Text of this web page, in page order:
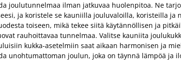
joulutunnelmaa ilman jatkuvaa huolenpitoa. Ne
ja koristele se kauniilla jouluvaloilla, koristeilla
toiseen, mikä tekee siitä käytännöllisen ja
rauhoittavaa tunnelmaa. Valitse kauniita
kukka-asetelmiin saat aikaan harmonisen ja
unohtumattoman joulun, joka on täynnä lämpöä ja